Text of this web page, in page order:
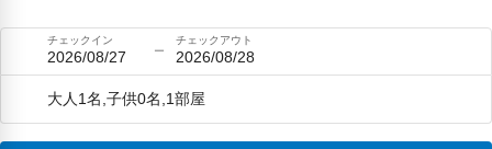
チェックイン
2026/08/27
チェックアウト
2026/08/28
大人1名,子供0名,1部屋